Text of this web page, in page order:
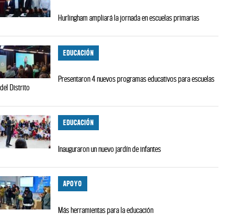
Hurlingham ampliará la jornada en escuelas primarias
EDUCACIÓN
Presentaron 4 nuevos programas educativos para escuelas
del Distrito
EDUCACIÓN
Inauguraron un nuevo jardín de infantes
APOYO
Más herramientas para la educación